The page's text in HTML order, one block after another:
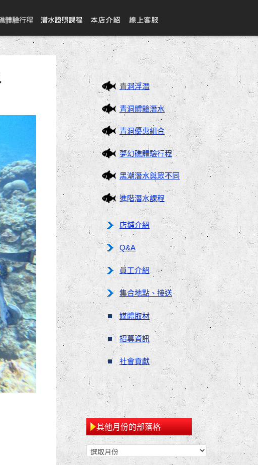
青洞浮潛
青洞體驗潛水
青洞優惠組合
夢幻礁體驗行程
黑潮潛水與眾不同
進階潛水課程
店鋪介紹
Q&A
員工介紹
集合地點、接送
媒體取材
招募資訊
社會貢獻
其他月份的部落格